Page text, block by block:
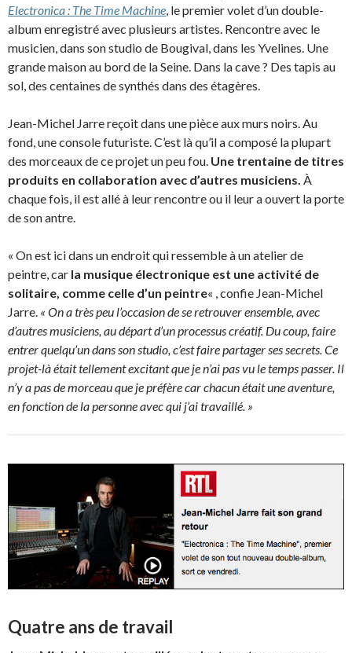
Electronica : The Time Machine, le premier volet d’un double-
album enregistré avec plusieurs artistes. Rencontre avec le
musicien, dans son studio de Bougival, dans les Yvelines. Une
grande maison au bord de la Seine. Dans la cave ? Des tapis au
sol, des centaines de synthés dans des étagères.
Jean-Michel Jarre reçoit dans une pièce aux murs noirs. Au
fond, une console futuriste. C’est là qu’il a composé la plupart
des morceaux de ce projet un peu fou. Une trentaine de titres
produits en collaboration avec d’autres musiciens. À
chaque fois, il est allé à leur rencontre ou il leur a ouvert la porte
de son antre.
« On est ici dans un endroit qui ressemble à un atelier de
peintre, car la musique électronique est une activité de
solitaire, comme celle d’un peintre« , confie Jean-Michel
Jarre. « On a très peu l’occasion de se retrouver ensemble, avec
d’autres musiciens, au départ d’un processus créatif. Du coup, faire
entrer quelqu’un dans son studio, c’est faire partager ses secrets. Ce
projet-là était tellement excitant que je n’ai pas vu le temps passer. Il
n’y a pas de morceau que je préfère car chacun était une aventure,
en fonction de la personne avec qui j’ai travaillé. »
Quatre ans de travail